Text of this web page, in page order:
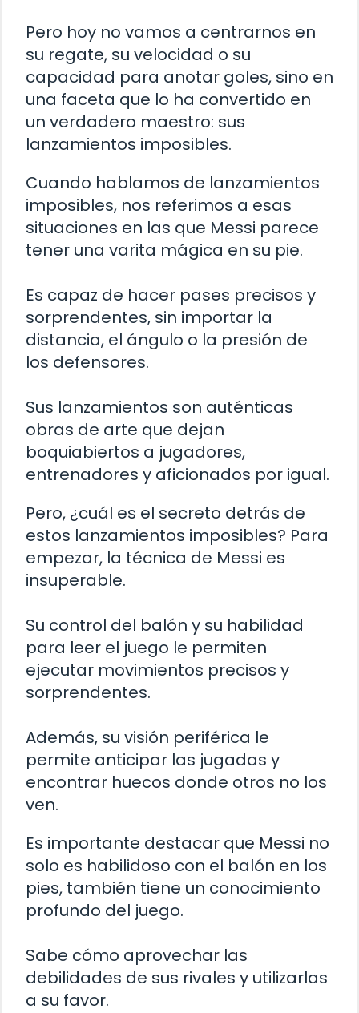
Pero hoy no vamos a centrarnos en
su regate, su velocidad o su
capacidad para anotar goles, sino en
una faceta que lo ha convertido en
un verdadero maestro: sus
lanzamientos imposibles.
Cuando hablamos de lanzamientos
imposibles, nos referimos a esas
situaciones en las que Messi parece
tener una varita mágica en su pie.
Es capaz de hacer pases precisos y
sorprendentes, sin importar la
distancia, el ángulo o la presión de
los defensores.
Sus lanzamientos son auténticas
obras de arte que dejan
boquiabiertos a jugadores,
entrenadores y aficionados por igual.
Pero, ¿cuál es el secreto detrás de
estos lanzamientos imposibles? Para
empezar, la técnica de Messi es
insuperable.
Su control del balón y su habilidad
para leer el juego le permiten
ejecutar movimientos precisos y
sorprendentes.
Además, su visión periférica le
permite anticipar las jugadas y
encontrar huecos donde otros no los
ven.
Es importante destacar que Messi no
solo es habilidoso con el balón en los
pies, también tiene un conocimiento
profundo del juego.
Sabe cómo aprovechar las
debilidades de sus rivales y utilizarlas
a su favor.